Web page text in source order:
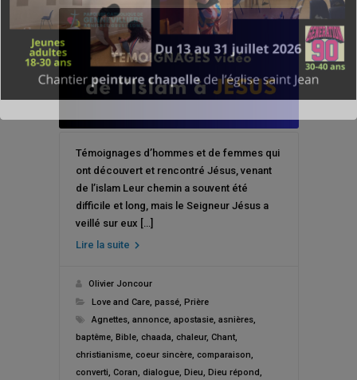
Témoignages d’hommes et de femmes qui
ont découvert et rencontré Jésus, venant
de l’islam Leur chemin a souvent été
difficile et long, mais le Seigneur Jésus a
veillé sur eux […]
Lire la suite
Olivier Joncour
Love and Care, passé, Prière
Agnettes, annonce, apostasie, asnières,
baptême, Bible, chaada chaleur, Chant,
christianisme, coeur sincère, comparaison
converti Coran dialogue, Dieu Dieu répond